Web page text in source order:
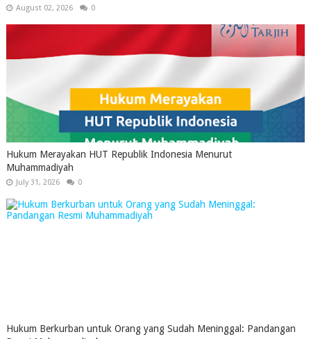
August 02, 2026 0
Hukum Merayakan HUT Republik Indonesia Menurut
Muhammadiyah
July 31, 2026 0
Hukum Berkurban untuk Orang yang Sudah Meninggal: Pandangan